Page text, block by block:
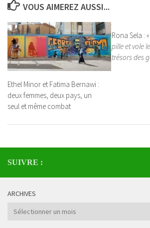
VOUS AIMEREZ AUSSI...
Ethel Minor et Fatima Bernawi :
deux femmes, deux pays, un
seul et même combat
Rona Sela :
pille et vole
trésors des
SUIVRE :
ARCHIVES
Archives